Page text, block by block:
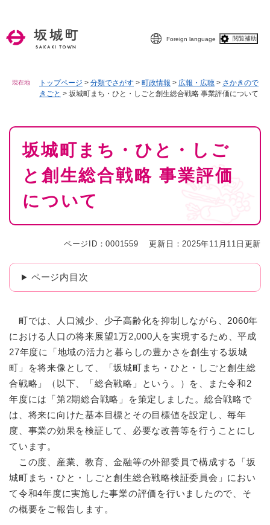
Foreign language 閲覧補助
現在地 トップページ > 分類でさがす > 町政情報 > 広報・広聴 > さかきので
きごと > 坂城町まち・ひと・しごと創生総合戦略 事業評価について
本
坂城町まち・ひと・しご
と創生総合戦略 事業評価
について
ページID：0001559 更新日：2025年11月11日更新
ページ内目次
町では、人口減少、少子高齢化を抑制しながら、2060年
における人口の将来展望1万2,000人を実現するため、平成
27年度に「地域の活力と暮らしの豊かさを創生する坂城
町」を将来像として、「坂城町まち・ひと・しごと創生総
合戦略」（以下、「総合戦略」という。）を、また令和2
年度には「第2期総合戦略」を策定しました。総合戦略で
は、将来に向けた基本目標とその目標値を設定し、毎年
度、事業の効果を検証して、必要な改善等を行うことにし
ています。
この度、産業、教育、金融等の外部委員で構成する「坂
城町まち・ひと・しごと創生総合戦略検証委員会」におい
て令和4年度に実施した事業の評価を行いましたので、そ
の概要をご報告します。